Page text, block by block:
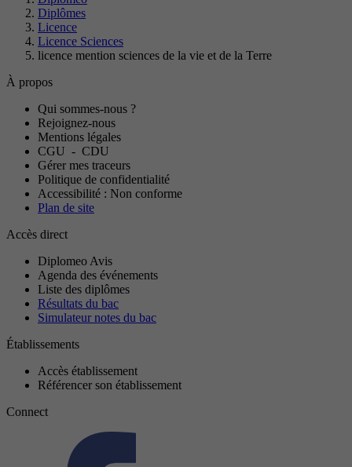
Diplômes
Licence
Licence Sciences
licence mention sciences de la vie et de la Terre
À propos
Qui sommes-nous ?
Rejoignez-nous
Mentions légales
CGU - CDU
Gérer mes traceurs
Politique de confidentialité
Accessibilité : Non conforme
Plan de site
Accès direct
Diplomeo Avis
Agenda des événements
Liste des diplômes
Résultats du bac
Simulateur notes du bac
Établissements
Accès établissement
Référencer son établissement
Connect